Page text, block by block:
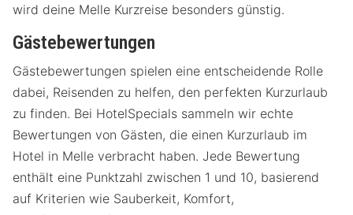
wird deine Melle Kurzreise besonders günstig.
Gästebewertungen
Gästebewertungen spielen eine entscheidende Rolle
dabei, Reisenden zu helfen, den perfekten Kurzurlaub
zu finden. Bei HotelSpecials sammeln wir echte
Bewertungen von Gästen, die einen Kurzurlaub im
Hotel in Melle verbracht haben. Jede Bewertung
enthält eine Punktzahl zwischen 1 und 10, basierend
auf Kriterien wie Sauberkeit, Komfort,